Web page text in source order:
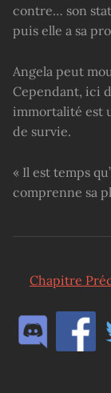
contre… son
puis elle a sa
Angela peut
Cependant, ici
immortalité est
de survie.
« Il est temps
comprenne sa
Chapitre